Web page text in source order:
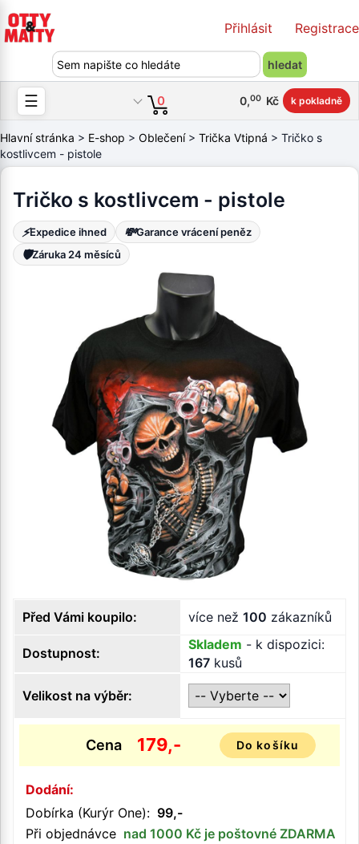
Přihlásit Registrace
☰ 0 0,00 Kč k pokladně
Hlavní stránka > E-shop > Oblečení> Trička Vtipná > Tričko s
kostlivcem - pistole
Tričko s kostlivcem - pistole
⚡Expedice ihned 💸Garance vrácení peněz
🛡️Záruka 24 měsíců
Před Vámi koupilo: více než 100 zákazníků
Dostupnost:
Skladem - k dispozici:
167 kusů
Velikost na výběr:
Cena 179,- Do košíku
Dodání:
Dobírka (Kurýr One): 99,-
Při objednávce nad 1000 Kč je poštovné ZDARMA